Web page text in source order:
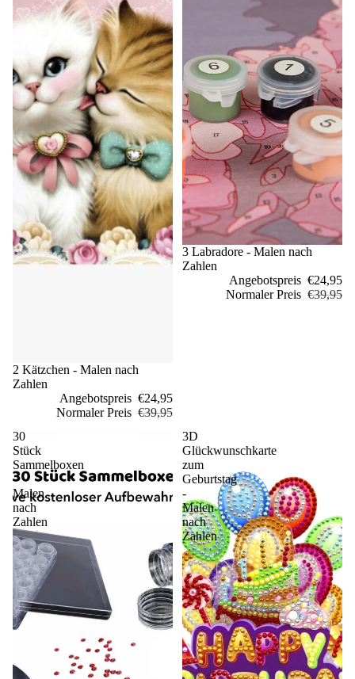
Sale
2 Kätzchen - Malen nach
Zahlen
Angebotspreis €24,95
Normaler Preis €39,95
Sale
3 Labradore - Malen nach
Zahlen
Angebotspreis €24,95
Normaler Preis €39,95
30
Stück
Sammelboxen
-
Malen
nach
Zahlen
3D
Glückwunschkarte
zum
Geburtstag
-
Malen
nach
Zahlen